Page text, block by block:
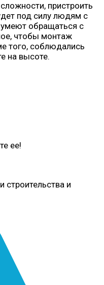
пристроить
под силу людям с
обращаться с
чтобы монтаж
того, соблюдались
на высоте.
ее!
строительства и